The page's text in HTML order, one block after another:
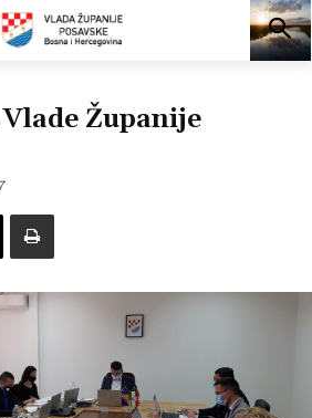
Županije